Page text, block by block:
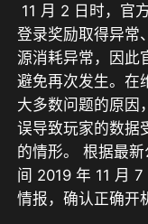
11 月 2 日时，官
登录奖励取得异常
源消耗异常，因此
避免再次发生。在
大多数问题的原因
误导致玩家的数据
的情形。 根据最
间 2019 年 11 月
情报，确认正确开